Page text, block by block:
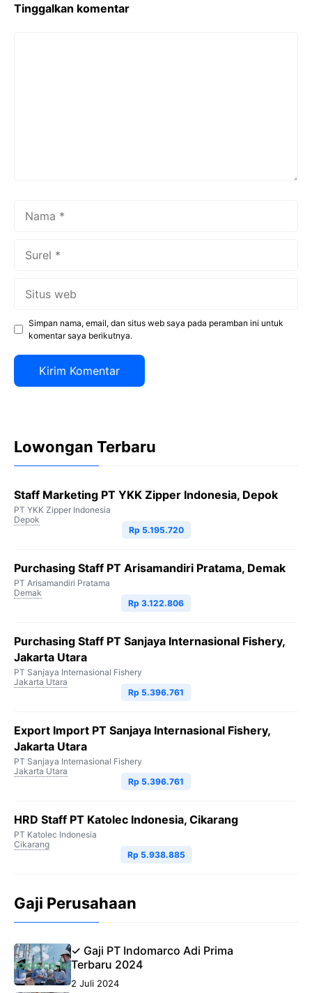
Tinggalkan komentar
Simpan nama, email, dan situs web saya pada peramban ini untuk
komentar saya berikutnya.
Lowongan Terbaru
Staff Marketing PT YKK Zipper Indonesia, Depok
PT YKK Zipper Indonesia
Depok
Rp 5.195.720
Purchasing Staff PT Arisamandiri Pratama, Demak
PT Arisamandiri Pratama
Demak
Rp 3.122.806
Purchasing Staff PT Sanjaya Internasional Fishery,
Jakarta Utara
PT Sanjaya Internasional Fishery
Jakarta Utara
Rp 5.396.761
Export Import PT Sanjaya Internasional Fishery,
Jakarta Utara
PT Sanjaya Internasional Fishery
Jakarta Utara
Rp 5.396.761
HRD Staff PT Katolec Indonesia, Cikarang
PT Katolec Indonesia
Cikarang
Rp 5.938.885
Gaji Perusahaan
✓ Gaji PT Indomarco Adi Prima
Terbaru 2024
2 Juli 2024